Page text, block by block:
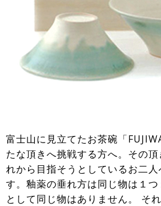
富士山に見立てたお茶碗「
たな頂きへ挑戦する方へ。その
れから目指そうとしているお二
す。釉薬の垂れ方は同じ物は１
として同じ物はありません。 そ